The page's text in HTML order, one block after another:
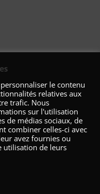
– 42 Avenue Marceau 75008
le contenu
relatives aux
trafic. Nous
sur l'utilisation
de médias sociaux, de
combiner celles-ci avec
avez fournies ou
utilisation de leurs